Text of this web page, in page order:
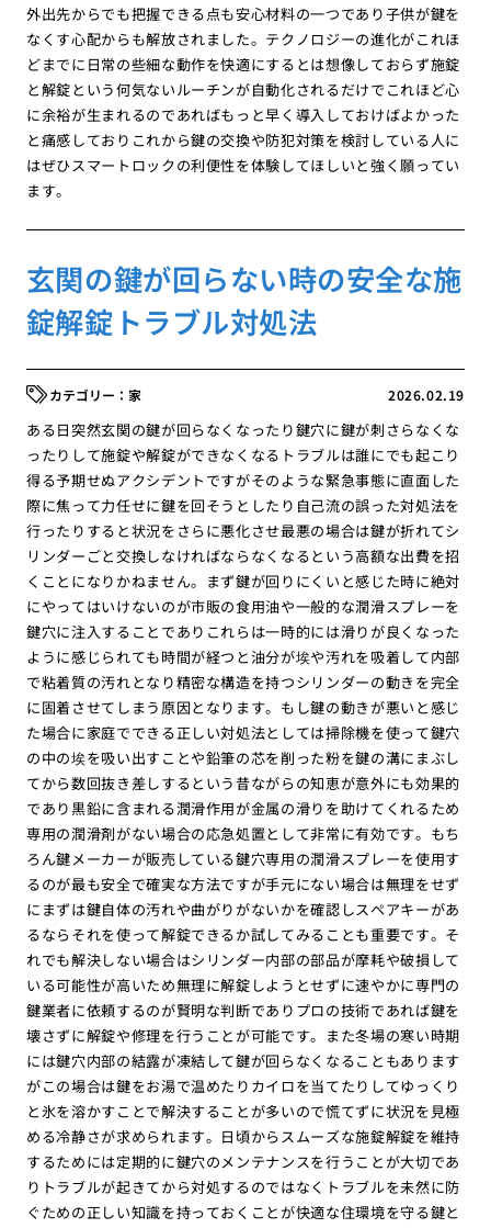
外出先からでも把握できる点も安心材料の一つであり子供が鍵を
なくす心配からも解放されました。テクノロジーの進化がこれほ
どまでに日常の些細な動作を快適にするとは想像しておらず施錠
と解錠という何気ないルーチンが自動化されるだけでこれほど心
に余裕が生まれるのであればもっと早く導入しておけばよかった
と痛感しておりこれから鍵の交換や防犯対策を検討している人に
はぜひスマートロックの利便性を体験してほしいと強く願ってい
ます。
玄関の鍵が回らない時の安全な施
錠解錠トラブル対処法
2026.02.19
家
ある日突然玄関の鍵が回らなくなったり鍵穴に鍵が刺さらなくな
ったりして施錠や解錠ができなくなるトラブルは誰にでも起こり
得る予期せぬアクシデントですがそのような緊急事態に直面した
際に焦って力任せに鍵を回そうとしたり自己流の誤った対処法を
行ったりすると状況をさらに悪化させ最悪の場合は鍵が折れてシ
リンダーごと交換しなければならなくなるという高額な出費を招
くことになりかねません。まず鍵が回りにくいと感じた時に絶対
にやってはいけないのが市販の食用油や一般的な潤滑スプレーを
鍵穴に注入することでありこれらは一時的には滑りが良くなった
ように感じられても時間が経つと油分が埃や汚れを吸着して内部
で粘着質の汚れとなり精密な構造を持つシリンダーの動きを完全
に固着させてしまう原因となります。もし鍵の動きが悪いと感じ
た場合に家庭でできる正しい対処法としては掃除機を使って鍵穴
の中の埃を吸い出すことや鉛筆の芯を削った粉を鍵の溝にまぶし
てから数回抜き差しするという昔ながらの知恵が意外にも効果的
であり黒鉛に含まれる潤滑作用が金属の滑りを助けてくれるため
専用の潤滑剤がない場合の応急処置として非常に有効です。もち
ろん鍵メーカーが販売している鍵穴専用の潤滑スプレーを使用す
るのが最も安全で確実な方法ですが手元にない場合は無理をせず
にまずは鍵自体の汚れや曲がりがないかを確認しスペアキーがあ
るならそれを使って解錠できるか試してみることも重要です。そ
れでも解決しない場合はシリンダー内部の部品が摩耗や破損して
いる可能性が高いため無理に解錠しようとせずに速やかに専門の
鍵業者に依頼するのが賢明な判断でありプロの技術であれば鍵を
壊さずに解錠や修理を行うことが可能です。また冬場の寒い時期
には鍵穴内部の結露が凍結して鍵が回らなくなることもあります
がこの場合は鍵をお湯で温めたりカイロを当てたりしてゆっくり
と氷を溶かすことで解決することが多いので慌てずに状況を見極
める冷静さが求められます。日頃からスムーズな施錠解錠を維持
するためには定期的に鍵穴のメンテナンスを行うことが大切であ
りトラブルが起きてから対処するのではなくトラブルを未然に防
ぐための正しい知識を持っておくことが快適な住環境を守る鍵と